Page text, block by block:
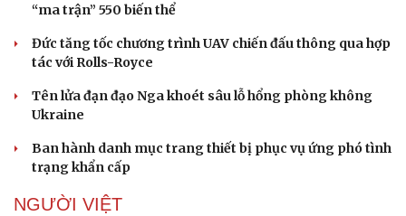
“ma trận” 550 biến thể
Đức tăng tốc chương trình UAV chiến đấu thông qua hợp
tác với Rolls-Royce
Tên lửa đạn đạo Nga khoét sâu lỗ hổng phòng không
Ukraine
Ban hành danh mục trang thiết bị phục vụ ứng phó tình
trạng khẩn cấp
NGƯỜI VIỆT